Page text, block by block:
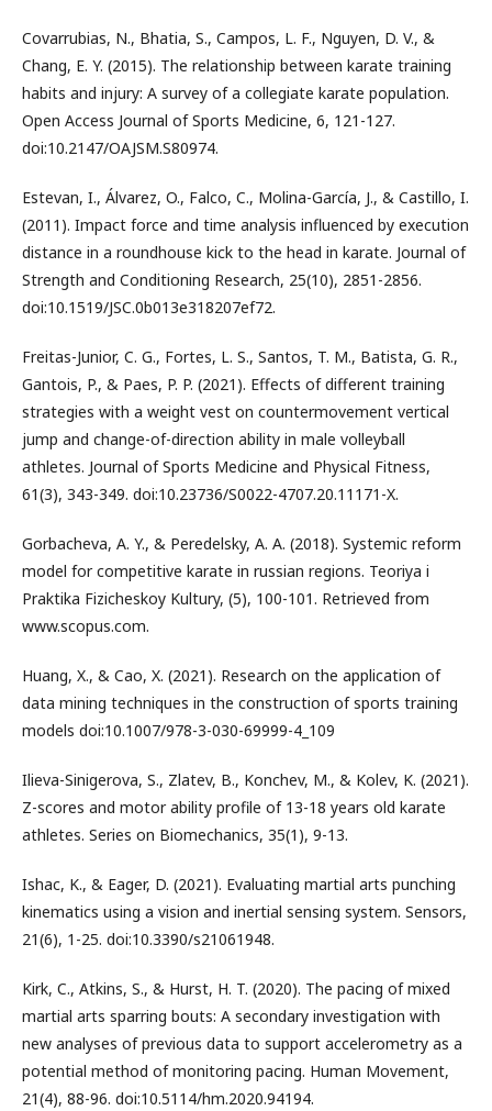
Covarrubias, N., Bhatia, S., Campos, L. F., Nguyen, D. V., &
Chang, E. Y. (2015). The relationship between karate training
habits and injury: A survey of a collegiate karate population.
Open Access Journal of Sports Medicine, 6, 121-127.
doi:10.2147/OAJSM.S80974.
Estevan, I., Álvarez, O., Falco, C., Molina-García, J., & Castillo, I.
(2011). Impact force and time analysis influenced by execution
distance in a roundhouse kick to the head in karate. Journal of
Strength and Conditioning Research, 25(10), 2851-2856.
doi:10.1519/JSC.0b013e318207ef72.
Freitas-Junior, C. G., Fortes, L. S., Santos, T. M., Batista, G. R.,
Gantois, P., & Paes, P. P. (2021). Effects of different training
strategies with a weight vest on countermovement vertical
jump and change-of-direction ability in male volleyball
athletes. Journal of Sports Medicine and Physical Fitness,
61(3), 343-349. doi:10.23736/S0022-4707.20.11171-X.
Gorbacheva, A. Y., & Peredelsky, A. A. (2018). Systemic reform
model for competitive karate in russian regions. Teoriya i
Praktika Fizicheskoy Kultury, (5), 100-101. Retrieved from
www.scopus.com.
Huang, X., & Cao, X. (2021). Research on the application of
data mining techniques in the construction of sports training
models doi:10.1007/978-3-030-69999-4_109
Ilieva-Sinigerova, S., Zlatev, B., Konchev, M., & Kolev, K. (2021).
Z-scores and motor ability profile of 13-18 years old karate
athletes. Series on Biomechanics, 35(1), 9-13.
Ishac, K., & Eager, D. (2021). Evaluating martial arts punching
kinematics using a vision and inertial sensing system. Sensors,
21(6), 1-25. doi:10.3390/s21061948.
Kirk, C., Atkins, S., & Hurst, H. T. (2020). The pacing of mixed
martial arts sparring bouts: A secondary investigation with
new analyses of previous data to support accelerometry as a
potential method of monitoring pacing. Human Movement,
21(4), 88-96. doi:10.5114/hm.2020.94194.